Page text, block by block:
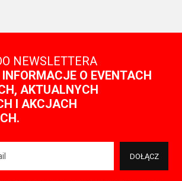
NEWSLETTERA
O EVENTACH
AKTUALNYCH
I AKCJACH
DOŁĄCZ